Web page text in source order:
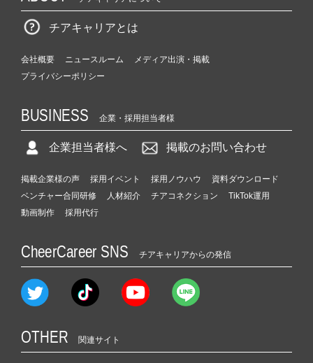
チアキャリアとは
会社概要 ニュースルーム
メディア出演・掲載
プライバシーポリシー
BUSINESS 企業・採用担当者様
企業担当者様へ 掲載のお問い合わせ
掲載企業様の声 採用イベント 採用ノウハウ
資料ダウンロード
ベンチャー合同研修
人材紹介 チアコネクション
TikTok運用
動画制作
採用代行
CheerCareer SNS チアキャリアからの発信
OTHER 関連サイト